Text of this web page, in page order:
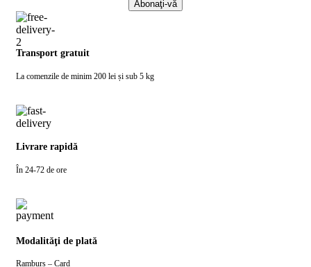
Transport gratuit
La comenzile de minim 200 lei și sub 5 kg
Livrare rapidă
În 24-72 de ore
Modalităţi de plată
Ramburs – Card